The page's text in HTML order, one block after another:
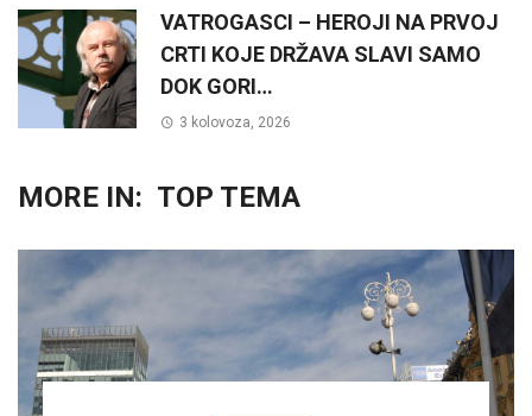
VATROGASCI – HEROJI NA PRVOJ
CRTI KOJE DRŽAVA SLAVI SAMO
DOK GORI…
3 kolovoza, 2026
MORE IN: TOP TEMA